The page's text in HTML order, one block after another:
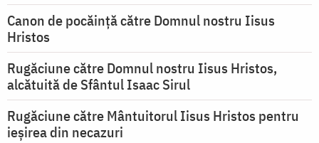
Canon de pocăință către Domnul nostru Iisus
Hristos
Rugăciune către Domnul nostru Iisus Hristos,
alcătuită de Sfântul Isaac Sirul
Rugăciune către Mântuitorul Iisus Hristos pentru
ieşirea din necazuri